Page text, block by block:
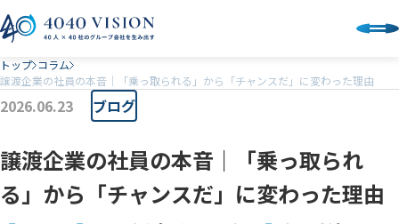
トップ コラム
譲渡企業の社員の本音｜「乗っ取られる」から「チャンスだ」に変わった理由
2026.06.23 ブログ
譲渡企業の社員の本音｜「乗っ取られ
る」から「チャンスだ」に変わった理由